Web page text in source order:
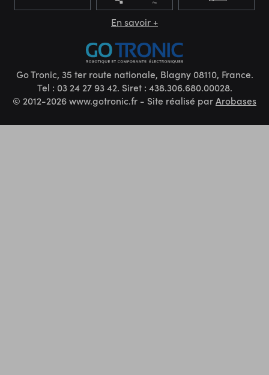
En savoir +
Go Tronic, 35 ter route nationale, Blagny 08110, France.
Tel : 03 24 27 93 42. Siret : 438.306.680.00028.
© 2012-2026 www.gotronic.fr - Site réalisé parArobases